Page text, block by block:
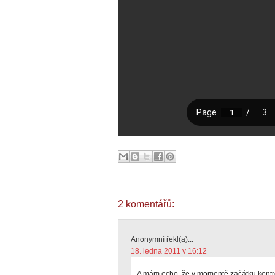
2 komentářů:
Anonymní řekl(a)...
18. ledna 2011 v 16:12